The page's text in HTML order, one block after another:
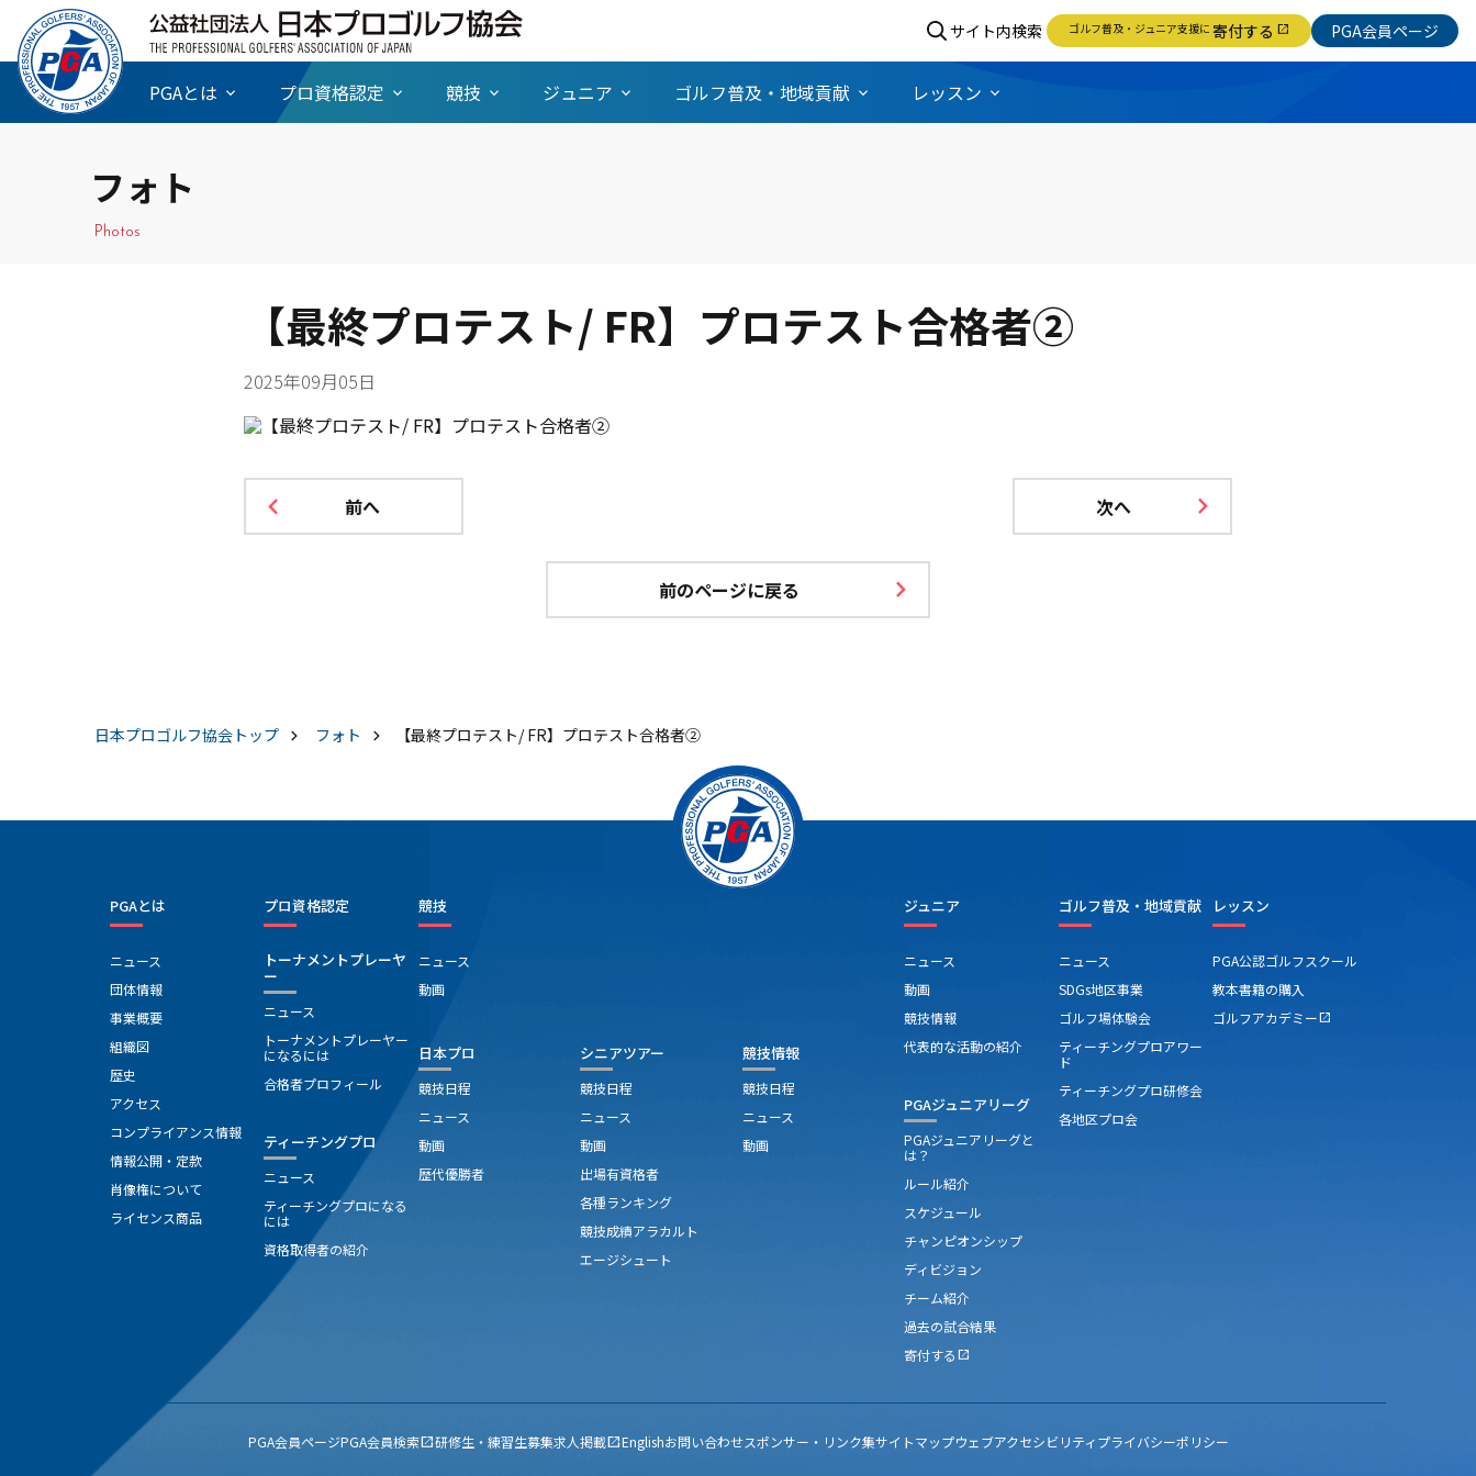
サイト内検索 ゴルフ普及・ジュニア支援に 寄付する open_in_new PGA会員ページ
PGAとは プロ資格認定 競技 ジュニア ゴルフ普及・地域貢献 レッスン
フォト
Photos
【最終プロテスト/ FR】プロテスト合格者②
2025年09月05日
前へ 次へ
前のページに戻る
日本プロゴルフ協会 トップ フォト 【最終プロテスト/ FR】プロテスト合格者②
PGAとは
ニュース
団体情報
事業概要
組織図
歴史
アクセス
コンプライアンス情報
情報公開・定款
肖像権について
ライセンス商品
プロ資格認定
トーナメントプレーヤ
ー
ニュース
トーナメントプレーヤー
になるには
合格者プロフィール
ティーチングプロ
ニュース
ティーチングプロになる
には
資格取得者の紹介
競技
ニュース
動画
日本プロ
競技日程
ニュース
動画
歴代優勝者
シニアツアー
競技日程
ニュース
動画
出場有資格者
各種ランキング
競技成績アラカルト
エージシュート
競技情報
競技日程
ニュース
動画
ジュニア
ニュース
動画
競技情報
代表的な活動の紹介
PGAジュニアリーグ
PGAジュニアリーグと
は？
ルール紹介
スケジュール
チャンピオンシップ
ディビジョン
チーム紹介
過去の試合結果
寄付する open_in_new
ゴルフ普及・地域貢献
ニュース
SDGs地区事業
ゴルフ場体験会
ティーチングプロアワー
ド
ティーチングプロ研修会
各地区プロ会
レッスン
PGA公認ゴルフスクール
教本書籍の購入
ゴルフアカデミー open_in_new
PGA会員ページPGA会員検索open_in_new研修生・練習生募集求人掲載open_in_newEnglishお問い合わせスポンサー・リンク集サイトマップウェブアクセシビリティプライバシーポリシー